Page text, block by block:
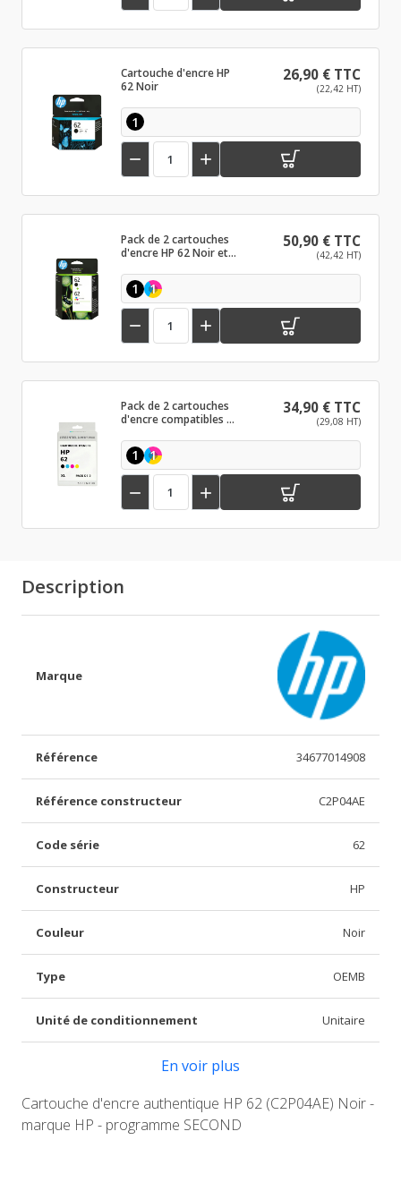
Cartouche d'encre HP
62 Noir
26,90 € TTC
(22,42 HT)
1
 
Pack de 2 cartouches
d'encre HP 62 Noir et
50,90 € TTC
(42,42 HT)
1 1
 
Pack de 2 cartouches
d'encre compatibles HP
34,90 € TTC
(29,08 HT)
1 1
 
Description
Marque
Référence 34677014908
Référence constructeur C2P04AE
Code série 62
Constructeur HP
Couleur Noir
Type OEMB
Unité de conditionnement Unitaire
En voir plus
Cartouche d'encre authentique HP 62 (C2P04AE) Noir -
marque HP - programme SECOND